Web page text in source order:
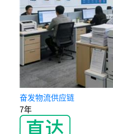
奋发物流供应链
7年